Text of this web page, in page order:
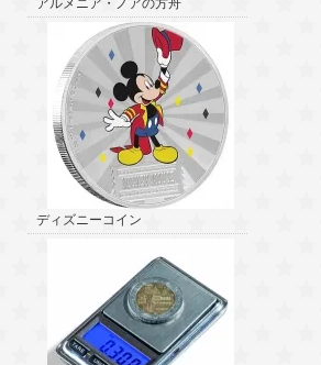
アルメニア・ノアの方舟
ディズニーコイン